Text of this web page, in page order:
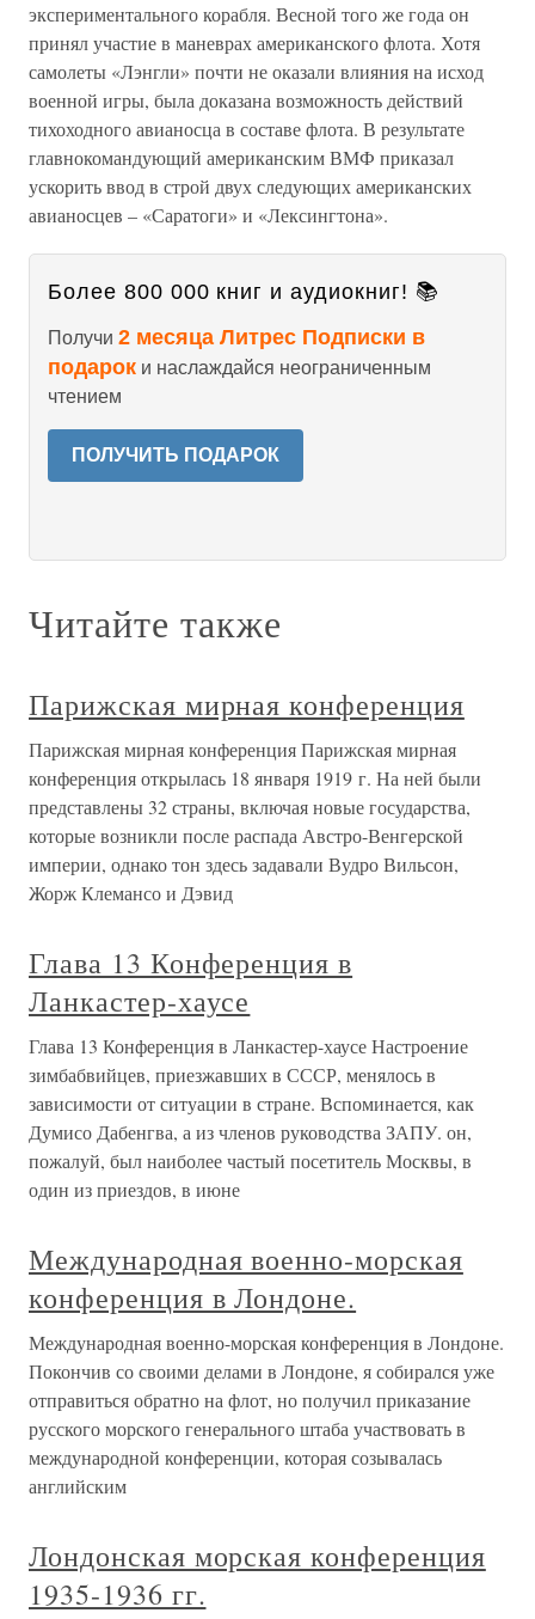
экспериментального корабля. Весной того же года он
принял участие в маневрах американского флота. Хотя
самолеты «Лэнгли» почти не оказали влияния на исход
военной игры, была доказана возможность действий
тихоходного авианосца в составе флота. В результате
главнокомандующий американским ВМФ приказал
ускорить ввод в строй двух следующих американских
авианосцев – «Саратоги» и «Лексингтона».
Более 800 000 книг и аудиокниг! 📚
Получи 2 месяца Литрес Подписки в
подарок и наслаждайся неограниченным
чтением
ПОЛУЧИТЬ ПОДАРОК
Читайте также
Парижская мирная конференция
Парижская мирная конференция Парижская мирная
конференция открылась 18 января 1919 г. На ней были
представлены 32 страны, включая новые государства,
которые возникли после распада Австро-Венгерской
империи, однако тон здесь задавали Вудро Вильсон,
Жорж Клемансо и Дэвид
Глава 13 Конференция в
Ланкастер-хаусе
Глава 13 Конференция в Ланкастер-хаусе Настроение
зимбабвийцев, приезжавших в СССР, менялось в
зависимости от ситуации в стране. Вспоминается, как
Думисо Дабенгва, а из членов руководства ЗАПУ. он,
пожалуй, был наиболее частый посетитель Москвы, в
один из приездов, в июне
Международная военно-морская
конференция в Лондоне.
Международная военно-морская конференция в Лондоне.
Покончив со своими делами в Лондоне, я собирался уже
отправиться обратно на флот, но получил приказание
русского морского генерального штаба участвовать в
международной конференции, которая созывалась
английским
Лондонская морская конференция
1935-1936 гг.